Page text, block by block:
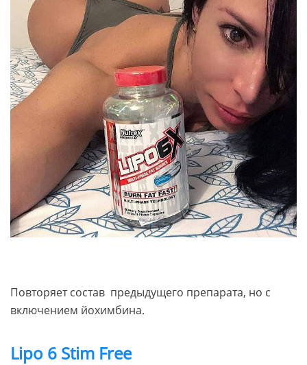
Повторяет состав предыдущего препарата, но с
включением йохимбина.
Lipo 6 Stim Free